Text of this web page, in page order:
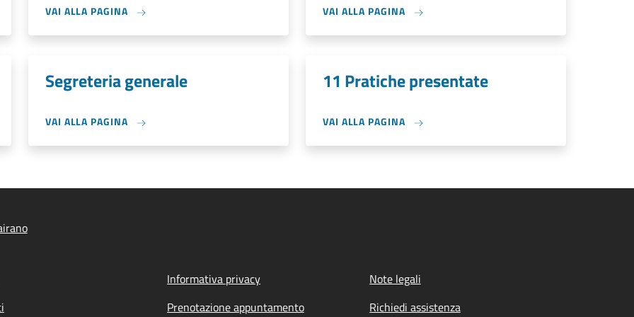
VAI ALLA PAGINA VAI ALLA PAGINA
Segreteria generale
VAI ALLA PAGINA
11 Pratiche presentate
VAI ALLA PAGINA
Informativa privacy
Note legali
Prenotazione appuntamento Richiedi assistenza